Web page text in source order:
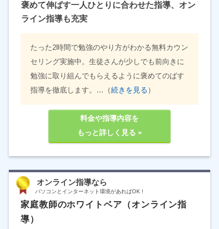
褒めて伸ばす一人ひとりに合わせた指導、オン
ライン指導も充実
たった2時間で勉強のやり方がわかる無料カウン
セリング実施中。生徒さんが少しでも前向きに
勉強に取り組んでもらえるように褒めてのばす
指導を徹底します。…（続きを見る ）
料金や指導内容を
もっと詳しく見る »
オンライン指導なら
パソコンとインターネット環境があればOK！
家庭教師のホワイトベア（オンライン指
導）